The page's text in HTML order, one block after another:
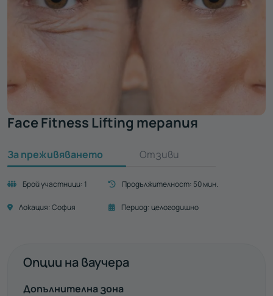
Face Fitness Lifting терапия
За преживяването Отзиви
Брой участници: 1 Продължителност: 50 мин.
Локация:София Период:целогодишно
Опции на ваучера
Допълнителна зона